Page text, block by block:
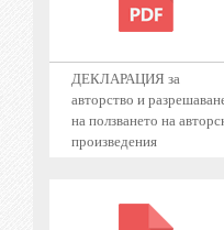
ДЕКЛАРАЦИЯ за
авторство и
на ползването на
произведения